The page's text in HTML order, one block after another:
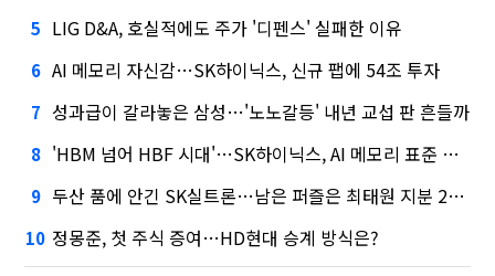
5 LIG D&A, 호실적에도 주가 '디펜스' 실패한 이유
6 AI 메모리 자신감…SK하이닉스, 신규 팹에 54조 투자
7 성과급이 갈라놓은 삼성…'노노갈등' 내년 교섭 판 흔들까
8 'HBM 넘어 HBF 시대'…SK하이닉스, AI 메모리 표준 선점 나섰다
9 두산 품에 안긴 SK실트론…남은 퍼즐은 최태원 지분 29.4%
10 정몽준, 첫 주식 증여…HD현대 승계 방식은?